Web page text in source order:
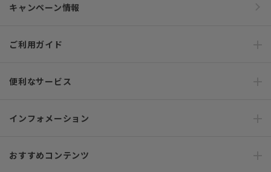
キャンペーン情報
ご利用ガイド
便利なサービス
インフォメーション
おすすめコンテンツ